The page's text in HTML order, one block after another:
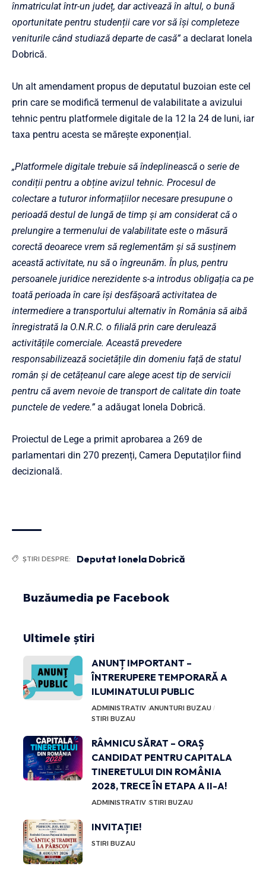
înmatriculat într-un județ, dar activează în altul, o bună
oportunitate pentru studenții care vor să își completeze
veniturile când studiază departe de casă”a declarat Ionela
Dobrică.
Un alt amendament propus de deputatul buzoian este cel
prin care se modifică termenul de valabilitate a avizului
tehnic pentru platformele digitale de la 12 la 24 de luni, iar
taxa pentru acesta se mărește exponențial.
„Platformele digitale trebuie să îndeplinească o serie de
condiții pentru a obține avizul tehnic. Procesul de
colectare a tuturor informațiilor necesare presupune o
perioadă destul de lungă de timp și am considerat că o
prelungire a termenului de valabilitate este o măsură
corectă deoarece vrem să reglementăm și să susținem
această activitate, nu să o îngreunăm. În plus, pentru
persoanele juridice nerezidente s-a introdus obligația ca pe
toată perioada în care își desfășoară activitatea de
intermediere a transportului alternativ în România să aibă
înregistrată la O.N.R.C. o filială prin care derulează
activitățile comerciale. Această prevedere
responsabilizează societățile din domeniu față de statul
român și de cetățeanul care alege acest tip de servicii
pentru că avem nevoie de transport de calitate din toate
punctele de vedere.”a adăugat Ionela Dobrică.
Proiectul de Lege a primit aprobarea a 269 de
parlamentari din 270 prezenți, Camera Deputaților fiind
decizională.
ȘTIRI DESPRE: Deputat Ionela Dobrică
Buzăumedia pe Facebook
Ultimele știri
ANUNȚ IMPORTANT –
ÎNTRERUPERE TEMPORARĂ A
ILUMINATULUI PUBLIC
ADMINISTRATIV ANUNTURI BUZAU
STIRI BUZAU
RÂMNICU SĂRAT – ORAȘ
CANDIDAT PENTRU CAPITALA
TINERETULUI DIN ROMÂNIA
2028, TRECE ÎN ETAPA A II-A!
ADMINISTRATIV STIRI BUZAU
INVITAȚIE!
STIRI BUZAU